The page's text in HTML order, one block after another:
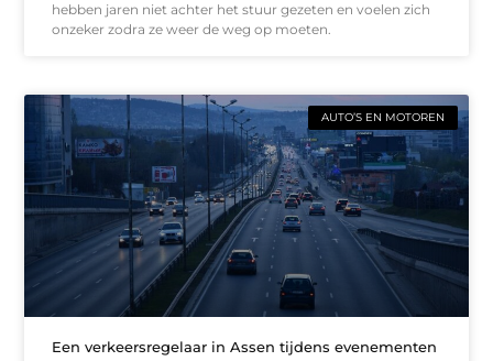
hebben jaren niet achter het stuur gezeten en voelen zich
onzeker zodra ze weer de weg op moeten.
AUTO’S EN MOTOREN
Een verkeersregelaar in Assen tijdens evenementen